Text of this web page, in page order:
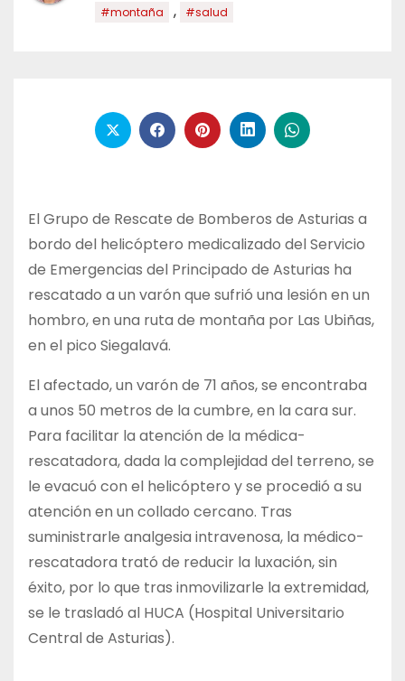
#montaña , #salud
El Grupo de Rescate de Bomberos de Asturias a
bordo del helicóptero medicalizado del Servicio
de Emergencias del Principado de Asturias ha
rescatado a un varón que sufrió una lesión en un
hombro, en una ruta de montaña por Las Ubiñas,
en el pico Siegalavá.
El afectado, un varón de 71 años, se encontraba
a unos 50 metros de la cumbre, en la cara sur.
Para facilitar la atención de la médica-
rescatadora, dada la complejidad del terreno, se
le evacuó con el helicóptero y se procedió a su
atención en un collado cercano. Tras
suministrarle analgesia intravenosa, la médico-
rescatadora trató de reducir la luxación, sin
éxito, por lo que tras inmovilizarle la extremidad,
se le trasladó al HUCA (Hospital Universitario
Central de Asturias).